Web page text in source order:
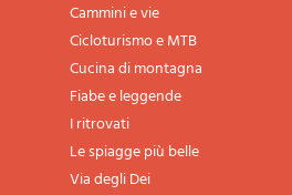
Cammini e vie
Cicloturismo e MTB
Cucina di montagna
Fiabe e leggende
I ritrovati
Le spiagge più belle
Via degli Dei